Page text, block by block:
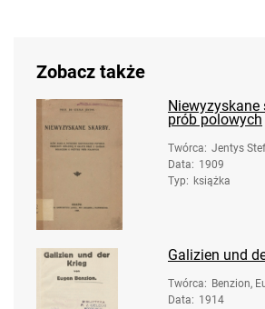
Zobacz także
Niewyzyskane
prób polowych
Twórca: Jentys
9)
Data: 1909
Typ: książka
Galizien und
Twórca: Benzion,
40)
Data: 1914